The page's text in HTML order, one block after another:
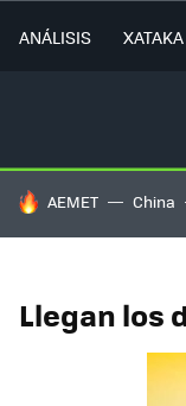
ANÁLISIS
HOY SE HABLA DE
AEMET China
Llegan los